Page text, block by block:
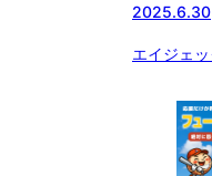
2025.6.30
エイジェ
ック小学